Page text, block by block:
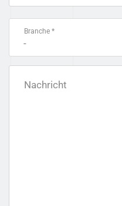
Branche *
-
Nachricht